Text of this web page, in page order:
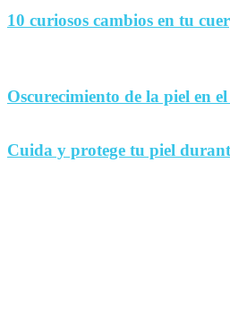
10 curiosos cambios en tu
Oscurecimiento de la piel en
Cuida y protege tu piel